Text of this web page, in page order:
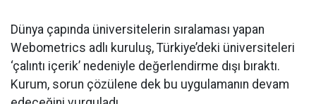
Dünya çapında üniversitelerin sıralaması yapan
Webometrics adlı kuruluş, Türkiye’deki üniversiteleri
‘çalıntı içerik’ nedeniyle değerlendirme dışı bıraktı.
Kurum, sorun çözülene dek bu uygulamanın devam